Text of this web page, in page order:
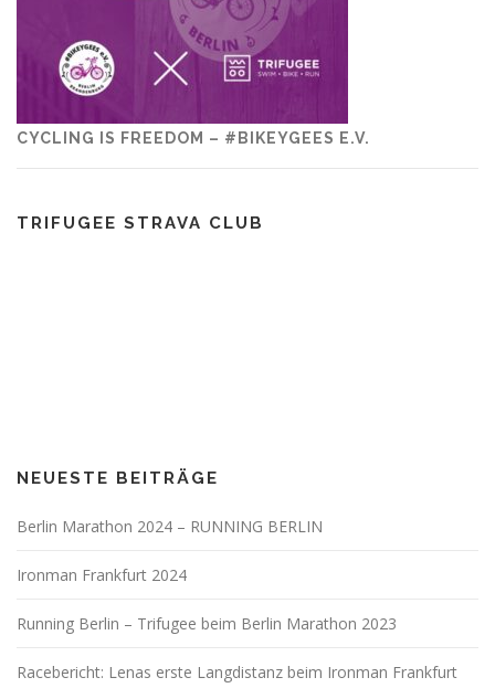
CYCLING IS FREEDOM – #BIKEYGEES E.V.
TRIFUGEE STRAVA CLUB
NEUESTE BEITRÄGE
Berlin Marathon 2024 – RUNNING BERLIN
Ironman Frankfurt 2024
Running Berlin – Trifugee beim Berlin Marathon 2023
Racebericht: Lenas erste Langdistanz beim Ironman Frankfurt